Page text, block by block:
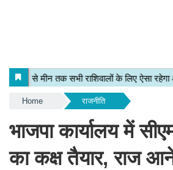
Home राजनीति
भाजपा कार्यालय में
का कक्ष तैयार, राज